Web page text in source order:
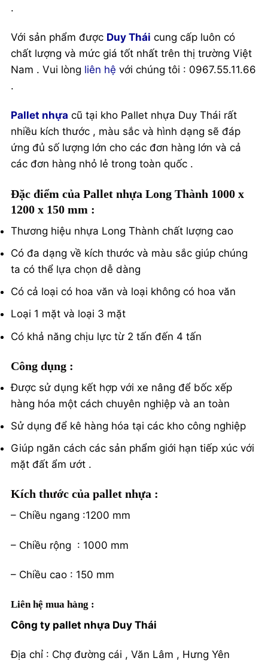
.
Với sản phẩm được Duy Thái cung cấp luôn có
chất lượng và mức giá tốt nhất trên thị trường Việt
Nam . Vui lòng liên hệ với chúng tôi : 0967.55.11.66
.
Pallet nhựa cũ tại kho Pallet nhựa Duy Thái rất
nhiều kích thước , màu sắc và hình dạng sẽ đáp
ứng đủ số lượng lớn cho các đơn hàng lớn và cả
các đơn hàng nhỏ lẻ trong toàn quốc .
Đặc điểm của Pallet nhựa Long Thành 1000 x
1200 x 150 mm :
Thương hiệu nhựa Long Thành chất lượng cao
Có đa dạng về kích thước và màu sắc giúp chúng
ta có thể lựa chọn dễ dàng
Có cả loại có hoa văn và loại không có hoa văn
Loại 1 mặt và loại 3 mặt
Có khả năng chịu lực từ 2 tấn đến 4 tấn
Công dụng :
Được sử dụng kết hợp với xe nâng để bốc xếp
hàng hóa một cách chuyên nghiệp và an toàn
Sử dụng để kê hàng hóa tại các kho công nghiệp
Giúp ngăn cách các sản phẩm giới hạn tiếp xúc với
mặt đất ẩm ướt .
Kích thước của pallet nhựa :
– Chiều ngang :1200 mm
– Chiều rộng : 1000 mm
– Chiều cao : 150 mm
Liên hệ mua hàng :
Công ty pallet nhựa Duy Thái
Địa chỉ : Chợ đường cái , Văn Lâm , Hưng Yên